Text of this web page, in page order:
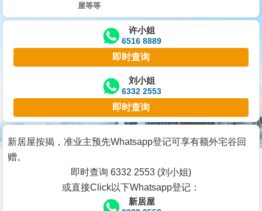
交
业
主
宅
谷
按
屋等等
许小姐
6516 8889
即时查询
刘小姐
6332 2553
即时查询
新居屋按揭，准业主预先Whatsapp登记可享有额外宅谷回
赠。
即时查询 6332 2553 (刘小姐)
或直接Click以下Whatsapp登记：
新居屋